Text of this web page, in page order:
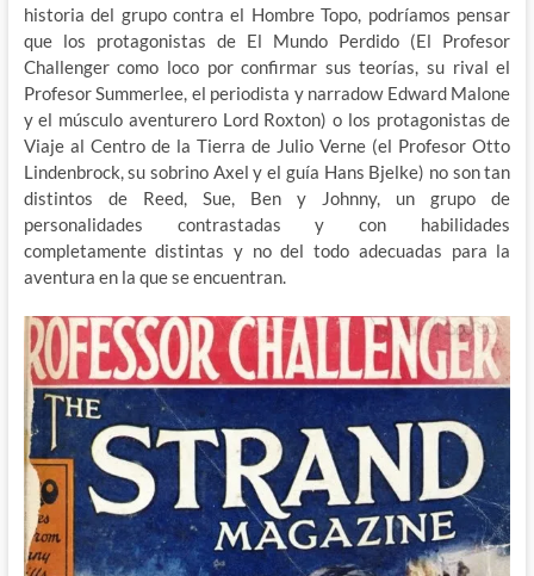
historia del grupo contra el Hombre Topo, podríamos pensar
que los protagonistas de El Mundo Perdido (El Profesor
Challenger como loco por confirmar sus teorías, su rival el
Profesor Summerlee, el periodista y narradow Edward Malone
y el músculo aventurero Lord Roxton) o los protagonistas de
Viaje al Centro de la Tierra de Julio Verne (el Profesor Otto
Lindenbrock, su sobrino Axel y el guía Hans Bjelke) no son tan
distintos de Reed, Sue, Ben y Johnny, un grupo de
personalidades contrastadas y con habilidades
completamente distintas y no del todo adecuadas para la
aventura en la que se encuentran.